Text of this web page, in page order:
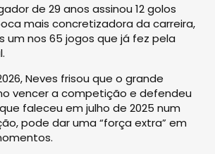
de 29 anos assinou 12 golos
mais concretizadora da carreira,
um nos 65 jogos que já fez pela
Neves frisou que o grande
vencer a competição e defendeu
faleceu em julho de 2025 num
pode dar uma “força extra” em